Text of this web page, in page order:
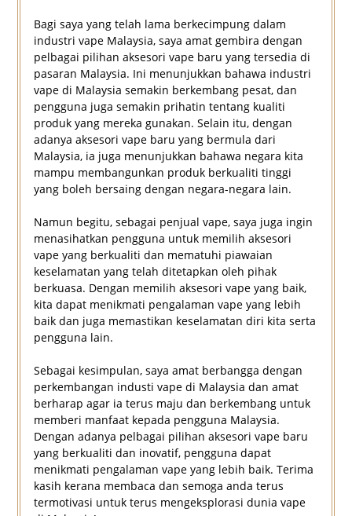
Bagi saya yang telah lama berkecimpung dalam
industri vape Malaysia, saya amat gembira dengan
pelbagai pilihan aksesori vape baru yang tersedia di
pasaran Malaysia. Ini menunjukkan bahawa industri
vape di Malaysia semakin berkembang pesat, dan
pengguna juga semakin prihatin tentang kualiti
produk yang mereka gunakan. Selain itu, dengan
adanya aksesori vape baru yang bermula dari
Malaysia, ia juga menunjukkan bahawa negara kita
mampu membangunkan produk berkualiti tinggi
yang boleh bersaing dengan negara-negara lain.
Namun begitu, sebagai penjual vape, saya juga ingin
menasihatkan pengguna untuk memilih aksesori
vape yang berkualiti dan mematuhi piawaian
keselamatan yang telah ditetapkan oleh pihak
berkuasa. Dengan memilih aksesori vape yang baik,
kita dapat menikmati pengalaman vape yang lebih
baik dan juga memastikan keselamatan diri kita serta
pengguna lain.
Sebagai kesimpulan, saya amat berbangga dengan
perkembangan industi vape di Malaysia dan amat
berharap agar ia terus maju dan berkembang untuk
memberi manfaat kepada pengguna Malaysia.
Dengan adanya pelbagai pilihan aksesori vape baru
yang berkualiti dan inovatif, pengguna dapat
menikmati pengalaman vape yang lebih baik. Terima
kasih kerana membaca dan semoga anda terus
termotivasi untuk terus mengeksplorasi dunia vape